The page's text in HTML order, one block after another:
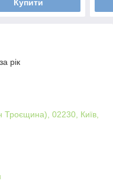
Купити
рік
Троєщина), 02230, Київ,